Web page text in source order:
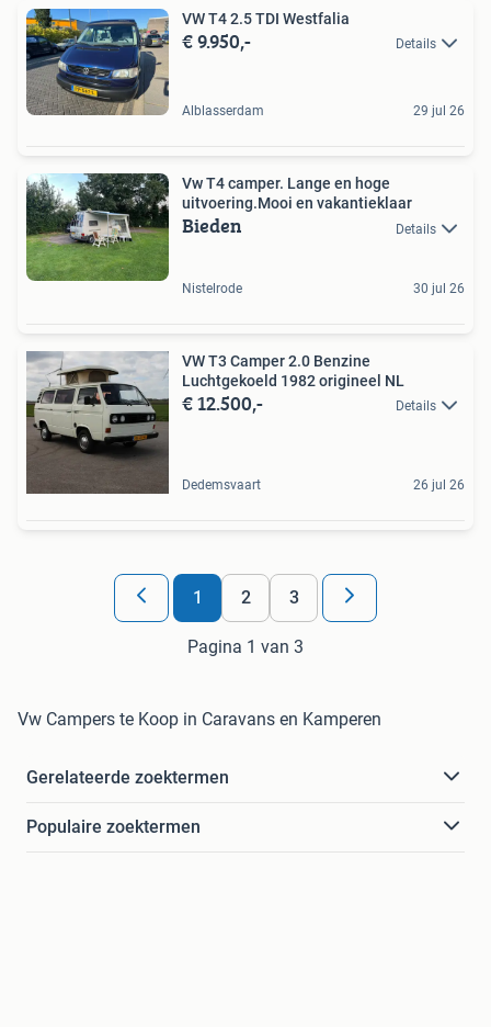
VW T4 2.5 TDI Westfalia
€ 9.950,- Details
Alblasserdam 29 jul 26
Vw T4 camper. Lange en hoge
uitvoering.Mooi en vakantieklaar
Bieden Details
Nistelrode 30 jul 26
VW T3 Camper 2.0 Benzine
Luchtgekoeld 1982 origineel NL
€ 12.500,- Details
Dedemsvaart 26 jul 26
1 2 3
Pagina 1 van 3
Vw Campers te Koop in Caravans en Kamperen
Gerelateerde zoektermen
Populaire zoektermen